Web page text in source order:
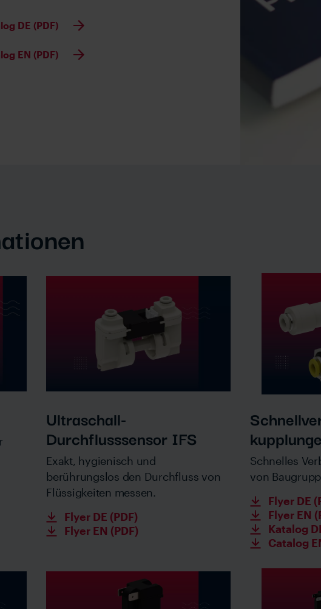
DE (PDF)
EN (PDF)
Ultraschall-
Durchflusssensor IFS
Exakt, hygienisch und
berührungslos den Durchfluss von
Flüssigkeiten messen.
Flyer DE (PDF)
Flyer EN (PDF)
Schnelles
von
Flyer DE
Flyer EN
Katalog
Catalog